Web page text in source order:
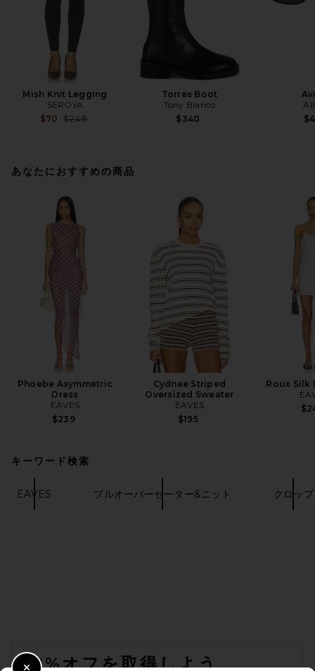
Mish Knit Legging
SEROYA
$70 Previous price:
$248
Torres Boot
Tony Bianco
$340
あなたにおすすめの商品
Phoebe Asymmetric
Dress
EAVES
$239
Cydnee Striped
Oversized Sweater
EAVES
$195
Roux Silk
キーワード検索
EAVES プルオーバーセーター&ニット クロップ
10%オフを取得しよう